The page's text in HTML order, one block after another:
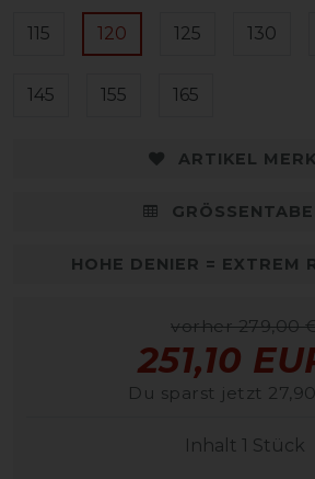
115 120 125 130
145 155 165
ARTIKEL
HOHE DENIER = EXTREM
vorher 279,00
251,10
Du sparst jetzt
Inhalt 1 Stück